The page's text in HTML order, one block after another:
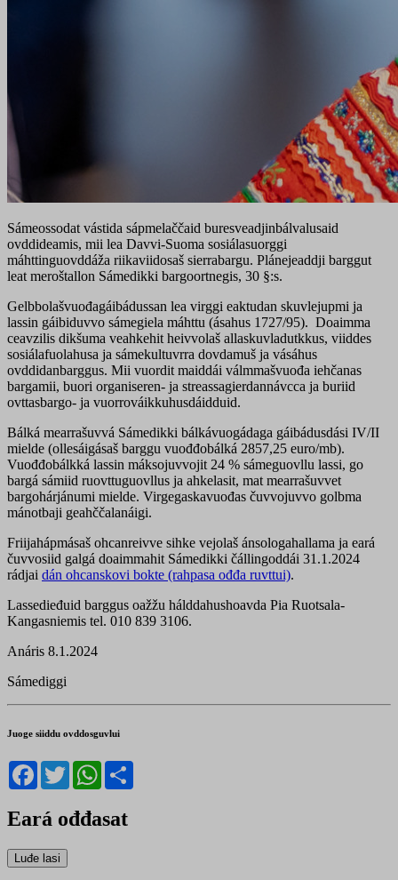
Sámeossodat vástida sápmelaččaid buresveadjinbálvalusaid
ovddideamis, mii lea Davvi-Suoma sosiálasuorggi
máhttinguovddáža riikaviidosaš sierrabargu. Plánejeaddji barggut
leat meroštallon Sámedikki bargoortnegis, 30 §:s.
Gelbbolašvuođagáibádussan lea virggi eaktudan skuvlejupmi ja
lassin gáibiduvvo sámegiela máhttu (ásahus 1727/95). Doaimma
ceavzilis dikšuma veahkehit heivvolaš allaskuvladutkkus, viiddes
sosiálafuolahusa ja sámekultuvrra dovdamuš ja vásáhus
ovddidanbarggus. Mii vuordit maiddái válmmašvuođa iehčanas
bargamii, buori organiseren- ja streassagierdannávcca ja buriid
ovttasbargo- ja vuorrováikkuhusdáidduid.
Bálká mearrašuvvá Sámedikki bálkávuogádaga gáibádusdási IV/II
mielde (ollesáigásaš barggu vuođđobálká 2857,25 euro/mb).
Vuođđobálkká lassin máksojuvvojit 24 % sámeguovllu lassi, go
bargá sámiid ruovttuguovllus ja ahkelasit, mat mearrašuvvet
bargohárjánumi mielde. Virgegaskavuođas čuvvojuvvo golbma
mánotbaji geahččalanáigi.
Friijahápmásaš ohcanreivve sihke vejolaš ánsologahallama ja eará
čuvvosiid galgá doaimmahit Sámedikki čállingoddái 31.1.2024
rádjai dán ohcanskovi bokte (rahpasa ođđa ruvttui).
Lassedieđuid barggus oažžu hálddahushoavda Pia Ruotsala-
Kangasniemis tel. 010 839 3106.
Anáris 8.1.2024
Sámediggi
Juoge siiddu ovddosguvlui
Facebook
TwitterWhatsApp
Eará ođđasat